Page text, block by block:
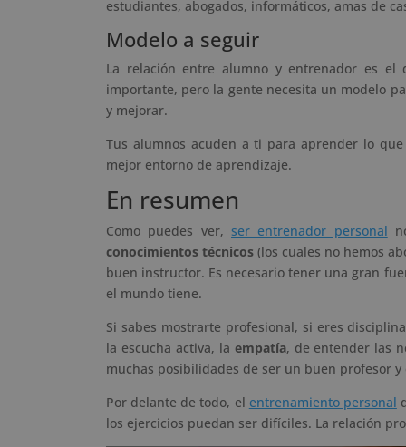
estudiantes, abogados, informáticos, amas de
Modelo a seguir
La relación entre alumno y entrenador es el
importante, pero la gente necesita un modelo
y mejorar.
Tus alumnos acuden a ti para aprender lo
mejor entorno de aprendizaje.
En resumen
Como puedes ver,ser entrenador personal
conocimientos técnicos (los cuales no hemos
buen instructor. Es necesario tener una gran
el mundo tiene.
Si sabes mostrarte profesional, si eres
la escucha activa, la empatía, de entender las
muchas posibilidades de ser un buen profesor y
Por delante de todo, el entrenamiento personal
los ejercicios puedan ser difíciles. La relación